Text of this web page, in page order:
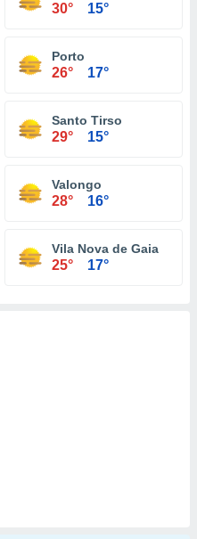
30° 15°
Porto
26° 17°
Santo Tirso
29° 15°
Valongo
28° 16°
Vila Nova de Gaia
25° 17°